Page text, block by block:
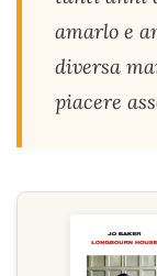
amarlo e
diversa
piacere